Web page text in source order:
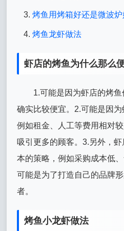
烤鱼用烤箱好还是微波炉
烤鱼龙虾做法
虾店的烤鱼为什么那么
1.可能是因为虾店的烤
确实比较便宜。2.可能是因为
例如租金、人工等费用相对
吸引更多的顾客。3.另外，
本的策略，例如采购成本低
可能是为了打造自己的品牌
者。
烤鱼小龙虾做法